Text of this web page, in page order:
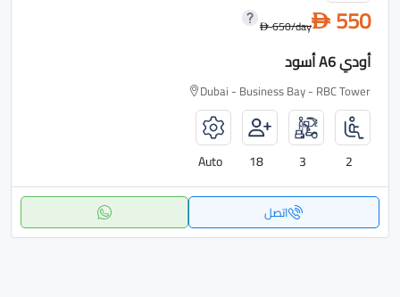
D 550
D650/day
أودي A6 أسود
Dubai - Business Bay - RBC Tower
2
3
18
Auto
اتصل